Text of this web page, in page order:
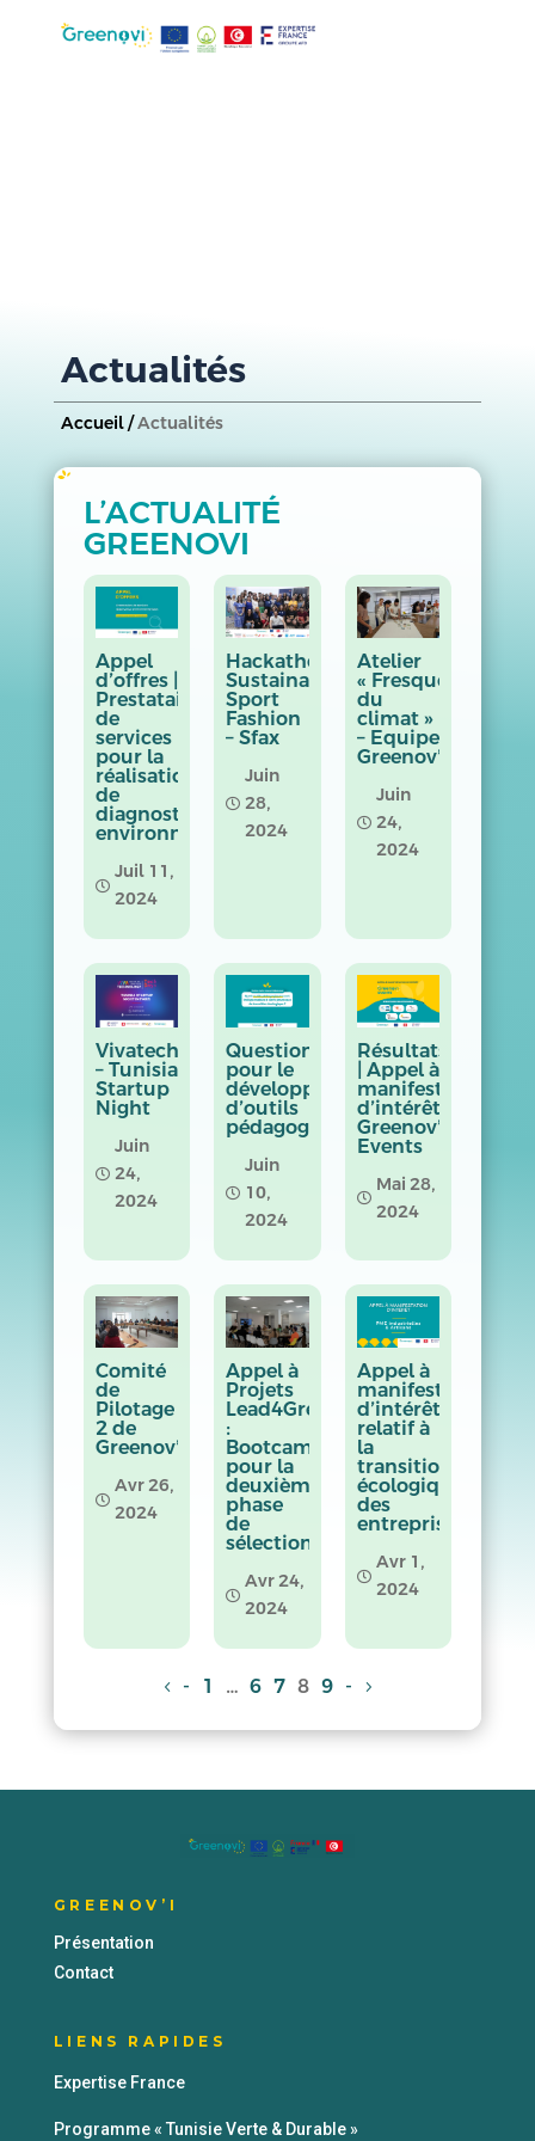
Actualités
Accueil /Actualités
L’ACTUALITÉ
GREENOVI
Appel
d’offres |
Prestataires
de
services
pour la
réalisation
de
diagnostics
environnementaux

Juil 11,
2024
Hackathon
Sustainable
Sport
Fashion
– Sfax

Juin
28,
2024
Atelier
« Fresque
du
climat »
– Equipe
Greenov’i

Juin
24,
2024
Vivatech
– Tunisia
Startup
Night

Juin
24,
2024
Questionnaire
pour le
développement
d’outils
pédagogiques

Juin
10,
2024
Résultats
| Appel à
manifestation
d’intérêt
Greenov’i
Events

Mai 28,
2024
Comité
de
Pilotage
2 de
Greenov’i

Avr 26,
2024
Appel à
Projets
Lead4Green
:
Bootcamp
pour la
deuxième
phase
de
sélection

Avr 24,
2024
Appel à
manifestation
d’intérêt
relatif à
la
transition
écologique
des
entreprises

Avr 1,
2024
- 1 … 6 7 8 9 -
GREENOV’I
Présentation
Contact
LIENS RAPIDES
Expertise France
Programme « Tunisie Verte & Durable »